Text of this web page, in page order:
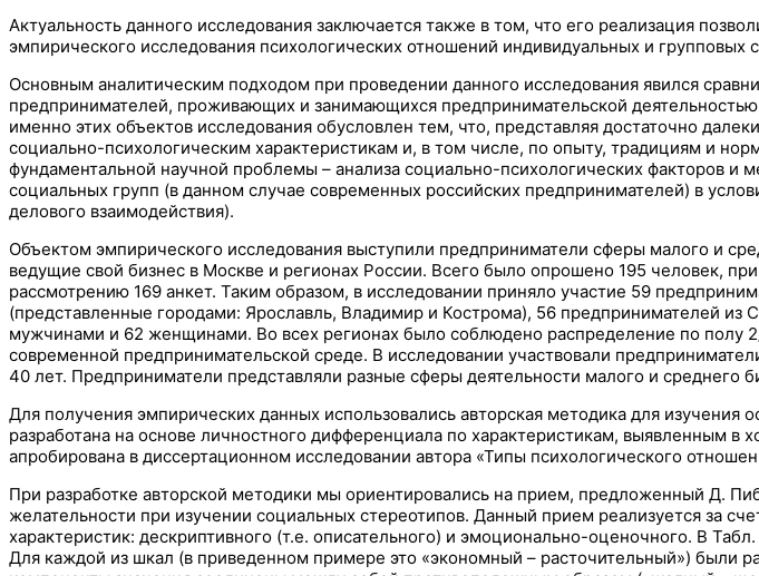
Актуальность данного исследования заключается также в том, что его реализация
эмпирического исследования психологических отношений индивидуальных и
Основным аналитическим подходом при проведении данного исследования явился
предпринимателей, проживающих и занимающихся предпринимательской
именно этих объектов исследования обусловлен тем, что, представляя достаточно
социально-психологическим характеристикам и, в том числе, по опыту, традициям и
фундаментальной научной проблемы – анализа социально-психологических факторов
социальных групп (в данном случае современных российских предпринимателей) в
делового взаимодействия).
Объектом эмпирического исследования выступили предприниматели сферы малого и
ведущие свой бизнес в Москве и регионах России. Всего было опрошено 195 человек,
рассмотрению 169 анкет. Таким образом, в исследовании приняло участие 59
(представленные городами: Ярославль, Владимир и Кострома), 56 предпринимателей
мужчинами и 62 женщинами. Во всех регионах было соблюдено распределение по
современной предпринимательской среде. В исследовании участвовали
40 лет. Предприниматели представляли разные сферы деятельности малого и среднего
Для получения эмпирических данных использовались авторская методика для
разработана на основе личностного дифференциала по характеристикам, выявленным в
апробирована в диссертационном исследовании автора «Типы психологического
При разработке авторской методики мы ориентировались на прием, предложенный Д.
желательности при изучении социальных стереотипов. Данный прием реализуется за
характеристик: дескриптивного (т.е. описательного) и эмоционально-оценочного. В
Для каждой из шкал (в приведенном примере это «экономный – расточительный»)